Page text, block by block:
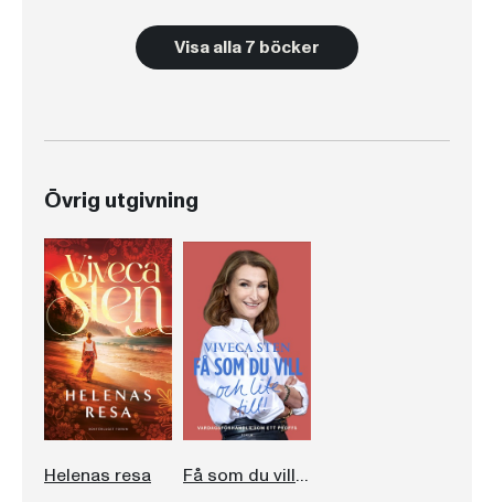
Visa alla 7 böcker
Övrig utgivning
Helenas resa Få som du vill och lite till!